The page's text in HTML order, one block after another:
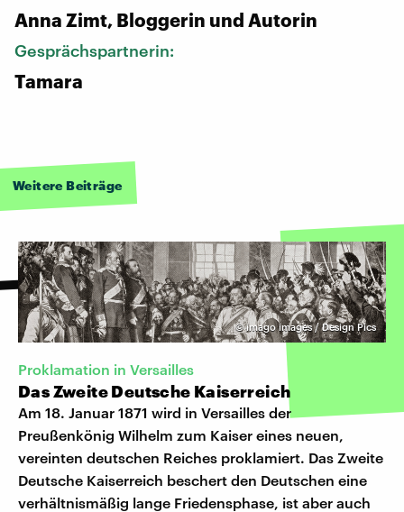
Anna Zimt, Bloggerin und Autorin
Gesprächspartnerin:
Tamara
Weitere Beiträge
©imago images / Design Pics
Proklamation in Versailles
Das Zweite Deutsche Kaiserreich
Am 18. Januar 1871 wird in Versailles der
Preußenkönig Wilhelm zum Kaiser eines neuen,
vereinten deutschen Reiches proklamiert. Das Zweite
Deutsche Kaiserreich beschert den Deutschen eine
verhältnismäßig lange Friedensphase, ist aber auch